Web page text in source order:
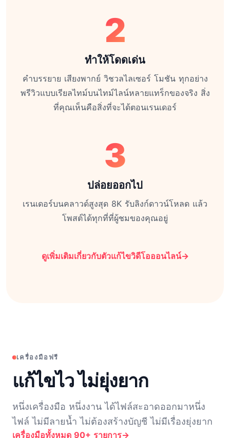
2
ทำให้โดดเด่น
คำบรรยาย เสียงพากย์ วิชวลไลเซอร์ โมชัน ทุกอย่าง
พรีวิวแบบเรียลไทม์บนไทม์ไลน์หลายแทร็กของจริง สิ่ง
ที่คุณเห็นคือสิ่งที่จะได้ตอนเรนเดอร์
3
ปล่อยออกไป
เรนเดอร์บนคลาวด์สูงสุด 8K รับลิงก์ดาวน์โหลด แล้ว
โพสต์ได้ทุกที่ที่ผู้ชมของคุณอยู่
ดูเพิ่มเติมเกี่ยวกับตัวแก้ไขวิดีโอออนไลน์→
เครื่องมือฟรี
แก้ไขไว ไม่ยุ่งยาก
หนึ่งเครื่องมือ หนึ่งงาน ได้ไฟล์สะอาดออกมาหนึ่ง
ไฟล์ ไม่มีลายน้ำ ไม่ต้องสร้างบัญชี ไม่มีเรื่องยุ่งยาก
เครื่องมือทั้งหมด 90+ รายการ→